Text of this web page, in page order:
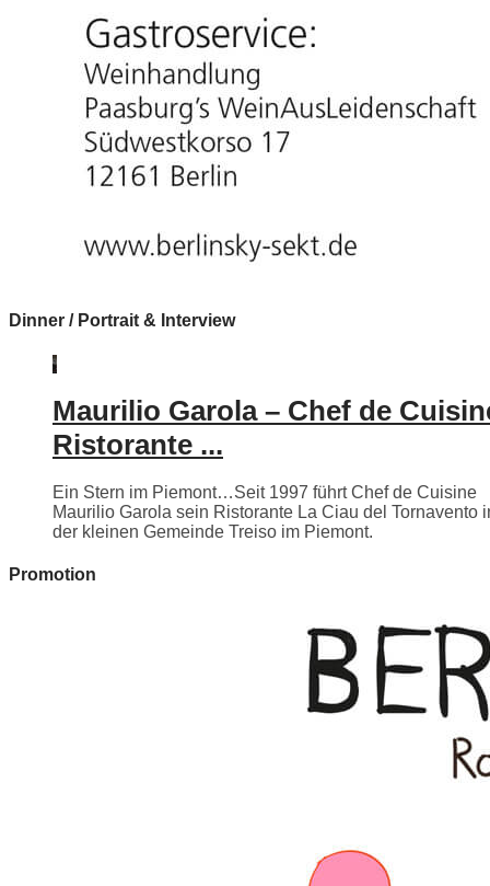
Dinner / Portrait & Interview
Maurilio Garola – Chef de
Ristorante ...
Ein Stern im Piemont…Seit 1997 führt Chef de Cuisine
Maurilio Garola sein Ristorante La Ciau del Tornavento
der kleinen Gemeinde Treiso im Piemont.
Promotion